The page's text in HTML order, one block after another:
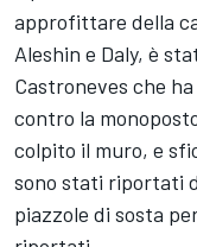
approfittare della
Aleshin e Daly, è
Castroneves che
contro la
colpito il muro, e
sono stati riportati
piazzole di sosta